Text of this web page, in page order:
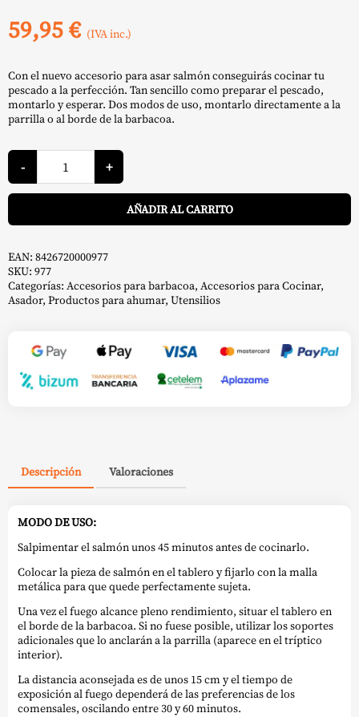
59,95€ (IVA inc.)
Con el nuevo accesorio para asar salmón conseguirás cocinar tu
pescado a la perfección. Tan sencillo como preparar el pescado,
montarlo y esperar. Dos modos de uso, montarlo directamente a la
parrilla o al borde de la barbacoa.
-
Asador
Salmón
-
Legua
+
AÑADIR AL CARRITO
EAN: 8426720000977
SKU: 977
Categorías: Accesorios para barbacoa, Accesorios para Cocinar,
Asador, Productos para ahumar, Utensilios
Descripción Valoraciones
MODO DE USO:
Salpimentar el salmón unos 45 minutos antes de cocinarlo.
Colocar la pieza de salmón en el tablero y fijarlo con la malla
metálica para que quede perfectamente sujeta.
Una vez el fuego alcance pleno rendimiento, situar el tablero en
el borde de la barbacoa. Si no fuese posible, utilizar los soportes
adicionales que lo anclarán a la parrilla (aparece en el tríptico
interior).
La distancia aconsejada es de unos 15 cm y el tiempo de
exposición al fuego dependerá de las preferencias de los
comensales, oscilando entre 30 y 60 minutos.